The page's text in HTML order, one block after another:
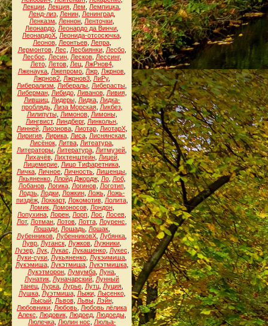
Лекции Лекция Лем Лемпицка
Ленд-лиз, Ленин, Ленинград,
Ленказм
Леннон Ленточки
Леонардо Леонардо да Винчи
ЛеонардоХ Леонида-отсосючка
Леонов, Леонтьев, Лепра,
Лермонтов, Лес Лесбиянки, Лесбо,
Лесбос
Лесин, Лесков, Лессинг,
Лето, Летов, Лец, ЛжРнов4,
Лженаука Лжепромо Лжр Лжрнов
Лжрнов2 Лжрнов3 ЛиРу,
Либерализм
Либералы Либерасты
Либерман, Либидо, Ливанов, Ливия,
Лившиц, Лидеры, Лидка, Лидка-
проблядь, Лиза Морская, Ликбез,
Лилипуты, Лимонов, Лимоны,
Лингвист, Линдберг, Линкольн
Линней, Лиознова, Лиотар, ЛиотарХ,
Лиригия, Лирика, Лиса, Лиснянская,
Лисёнок Литва Литеатура
Литераторы Литература Литмузей
Лихачёв, Лихтенштейн, Лицей,
Лицемерие Лицо Тифаретника
Личка Личное Личность Лишенцы
Лкьяненко, Ллойд Джордж, Ло, Лоб,
Лобанов, Логика, Логинов, Логотип,
Лодзь, Лодки, Ложкин, Ложь, Ложь-
пиздёж, Локкарт, Локомотив, Лолита,
Ломик, Ломоносов, Лондон,
Лопухина Лорен Лорп Лос Лосев
Лот, Лотман Лотов Лотта Лоуренс
Лошади Лошадь Лошак
Лубенников ЛубенниковХ Лубянка
Лувр Луганск Лужков Лужники
Лузер, Лук, Лукас Лукашенко, Лукес
Луки-суки Лукьяненко Лукэимиша
Лукэмиша, Лукэтмиша, Лукэтмишка,
Лукэтморон Лумумба Луна
Лунатик Луначарский Лунный
танец Лурка Лурье Лутц Луция
Лушка, Луэтмиша, Лыжи, Лысенко,
Лысый, Львов, Львы, Лэйн,
Любовники Любовь Любовь лёлика
Алекс
Людовик, Людоед, Людоеды,
Люлечка, Люлин нос
Люльа-